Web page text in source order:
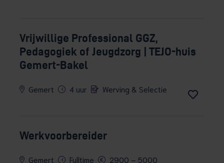
Vrijwillige Professional GGZ,
Pedagogiek of Jeugdzorg | TEJO-huis
Gemert-Bakel
Gemert 4 uur Werving & Selectie
Werkvoorbereider
Gemert Fulltime 2900 – 5000